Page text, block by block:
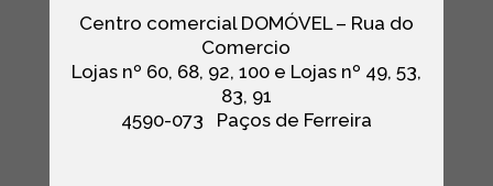
Centro comercial DOMÓVEL – Rua do
Comercio
Lojas nº 60, 68, 92, 100 e Lojas nº 49, 53,
83, 91
4590-073 Paços de Ferreira